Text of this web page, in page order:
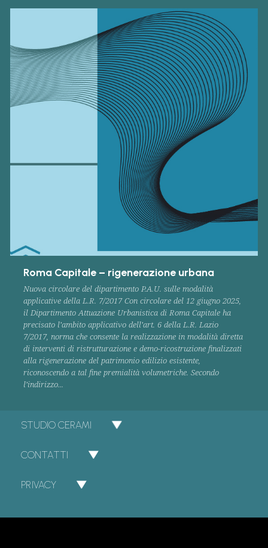
Roma Capitale – rigenerazione urbana
Nuova circolare del dipartimento P.A.U. sulle modalità
applicative della L.R. 7/2017 Con circolare del 12 giugno 2025,
il Dipartimento Attuazione Urbanistica di Roma Capitale ha
precisato l’ambito applicativo dell’art. 6 della L.R. Lazio
7/2017, norma che consente la realizzazione in modalità diretta
di interventi di ristrutturazione e demo-ricostruzione finalizzati
alla rigenerazione del patrimonio edilizio esistente,
riconoscendo a tal fine premialità volumetriche. Secondo
l’indirizzo...
STUDIO CERAMI
CONTATTI
PRIVACY